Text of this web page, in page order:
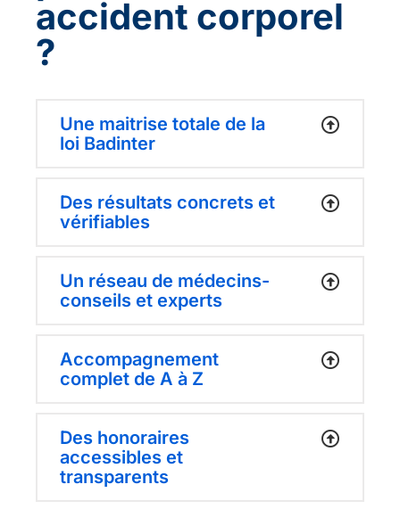
accident corporel
?
Une maitrise totale de la
loi Badinter
Des résultats concrets et
vérifiables
Un réseau de médecins-
conseils et experts
Accompagnement
complet de A à Z
Des honoraires
accessibles et
transparents